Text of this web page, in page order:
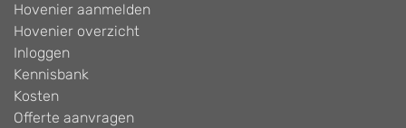
Hovenier aanmelden
Hovenier overzicht
Inloggen
Kennisbank
Kosten
Offerte aanvragen